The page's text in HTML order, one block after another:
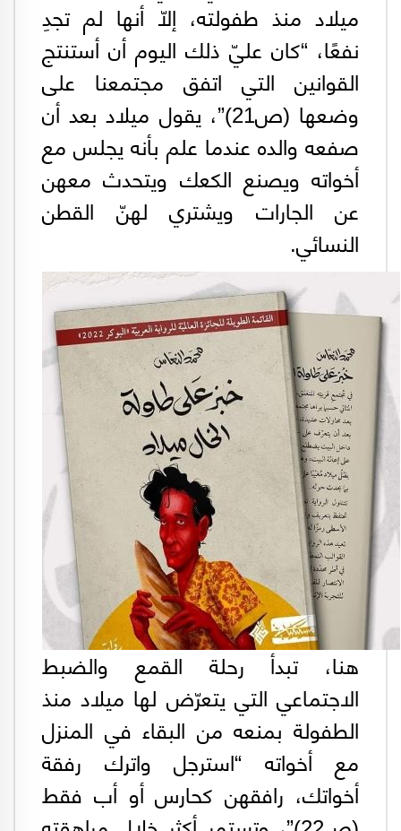
ميلاد منذ طفولته، إلّا أنها لم تجدِ
نفعًا، “كان عليّ ذلك اليوم أن أستنتج
القوانين التي اتفق مجتمعنا على
وضعها (ص21)”، يقول ميلاد بعد أن
صفعه والده عندما علم بأنه يجلس مع
أخواته ويصنع الكعك ويتحدث معهن
عن الجارات ويشتري لهنّ القطن
النسائي.
هنا، تبدأ رحلة القمع والضبط
الاجتماعي التي يتعرّض لها ميلاد منذ
الطفولة بمنعه من البقاء في المنزل
مع أخواته “استرجل واترك رفقة
أخواتك، رافقهن كحارس أو أب فقط